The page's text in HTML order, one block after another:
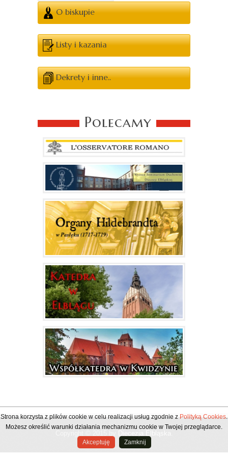
O biskupie
Listy i kazania
Dekrety i inne..
Polecamy
Strona korzysta z plików cookie w celu realizacji usług zgodnie zPolityką Cookies.
Możesz określić warunki działania mechanizmu cookie w Twojej przeglądarce.
Akceptuję Zamknij